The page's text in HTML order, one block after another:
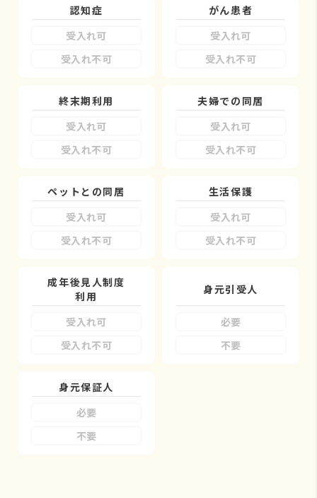
認知症
受入れ可
受入れ不可
がん患者
受入れ可
受入れ不可
終末期利用
受入れ可
受入れ不可
夫婦での同居
受入れ可
受入れ不可
ペットとの同居
受入れ可
受入れ不可
生活保護
受入れ可
受入れ不可
成年後見人制度
利用
受入れ可
受入れ不可
身元引受人
必要
不要
身元保証人
必要
不要